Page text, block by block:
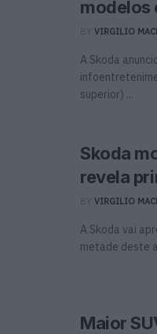
modelos
BY VIRGILIO
A Skoda
superior) ...
Skoda
revela
BY VIRGILIO
A Skoda vai
metade deste
Maior